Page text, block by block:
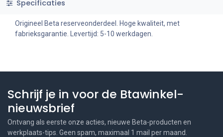
Specificaties
Origineel Beta reserveonderdeel. Hoge kwaliteit, met
fabrieksgarantie. Levertijd: 5-10 werkdagen.
Schrijf je in voor de Btawinkel-
nieuwsbrief
Ontvang als eerste onze acties, nieuwe Beta-producten en
werkplaats-tips. Geen spam, maximaal 1 mail per maand.